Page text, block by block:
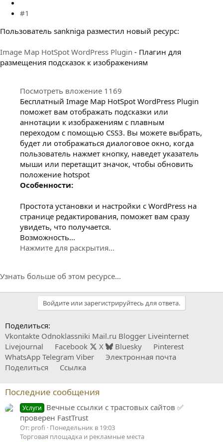
#1
Пользователь sankniga разместил новый ресурс:
Image Map HotSpot WordPress Plugin - Плагин для
размещения подсказок к изображениям
Посмотреть вложение 1169
Бесплатный Image Map HotSpot WordPress Plugin
поможет вам отображать подсказки или
аннотации к изображениям с плавным
переходом с помощью CSS3. Вы можете выбрать,
будет ли отображаться диалоговое окно, когда
пользователь нажмет кнопку, наведет указатель
мыши или перетащит значок, чтобы обновить
положение hotspot
Особенности:
Простота установки и настройки с WordPress на
странице редактирования, поможет вам сразу
увидеть, что получается.
Возможность...
Нажмите для раскрытия...
Узнать больше об этом ресурсе...
Войдите или зарегистрируйтесь для ответа.
Поделиться:
Vkontakte Odnoklassniki Mail.ru Blogger Liveinternet
Livejournal
Facebook X Bluesky
Pinterest
WhatsApp Telegram Viber
Электронная почта
Поделиться
Ссылка
Последние сообщения
Услуги
Вечные ссылки с трастовых сайтов ✅
проверен FastTrust
От: profi
Понедельник в 19:03
Торговая площадка и рекламные места